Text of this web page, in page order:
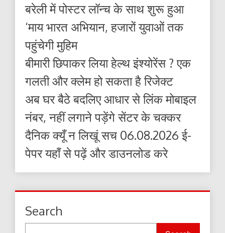
बरेली में पोस्टर लॉन्च के साथ शुरू हुआ
‘माय भारत अभियान, हजारों युवाओं तक
पहुंचेगी मुहिम
बीमारी छिपाकर लिया हेल्थ इंश्योरेंस ? एक
गलती और क्लेम हो सकता है रिजेक्ट
अब घर बैठे बदलिए आधार से लिंक मोबाइल
नंबर, नहीं लगाने पड़ेंगे सेंटर के चक्कर
दैनिक क्यूँ न लिखूं सच 06.08.2026 ई-
पेपर यहाँ से पढ़ें और डाउनलोड करे
Search